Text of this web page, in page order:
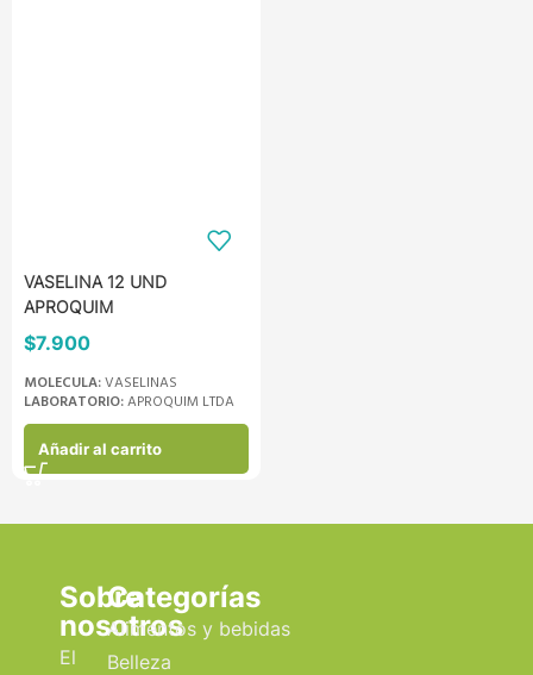
VASELINA 12 UND
APROQUIM
$7.900
MOLECULA:VASELINAS
LABORATORIO:APROQUIM LTDA
Añadir al carrito
Sobre
nosotros
El
Categorías
Alimentos y bebidas
Belleza